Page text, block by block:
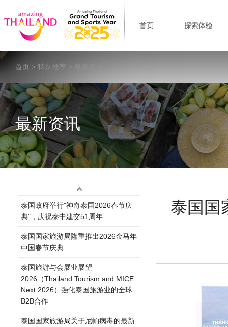
首页 探索体验
首页 > 特别推荐 > 最新资讯
最新资讯
泰国政府举行"神奇泰国2026春节庆
典"，庆祝泰中建交51周年
泰国国家旅游局隆重推出2026金马年
中国春节庆典
泰国旅游与会展业展望
2026（Thailand Tourism and MICE
Next 2026）强化泰国旅游业的全球
B2B合作
泰国国家旅游局关于尼帕病毒的最新
泰国国